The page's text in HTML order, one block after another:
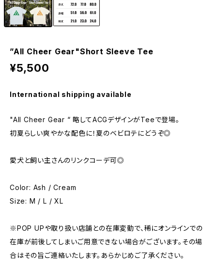
”All Cheer Gear"Short Sleeve Tee
¥5,500
International shipping available
"All Cheer Gear “ 略してACGデザインがTeeで登場。
初夏らしい爽やかな配色に！夏のベビロテにどうぞ◎
愛犬と飼い主さんのリンクコーデ可◎
Color: Ash / Cream
Size: M / L / XL
※POP UPや取り扱い店舗との在庫変動で、稀にオンラインでの
在庫が前後してしまいご用意できない場合がございます。その場
合はその旨ご連絡いたします。あらかじめご了承ください。